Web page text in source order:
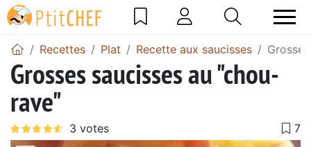
Recettes Plat Recette aux saucisses
Grosses saucisses au "chou-
rave"